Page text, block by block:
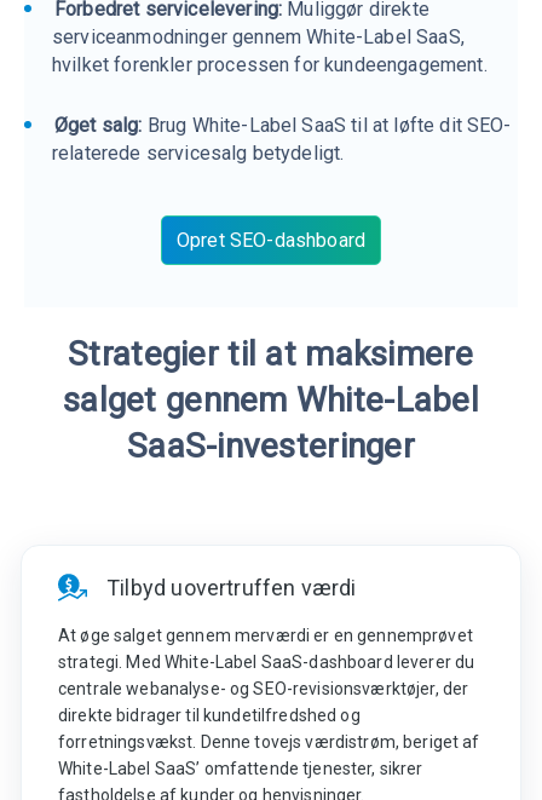
Forbedret servicelevering: Muliggør direkte
serviceanmodninger gennem White-Label SaaS,
hvilket forenkler processen for kundeengagement.
Øget salg: Brug White-Label SaaS til at løfte dit SEO-
relaterede servicesalg betydeligt.
Opret SEO-dashboard
Strategier til at maksimere
salget gennem White-Label
SaaS-investeringer
Tilbyd uovertruffen værdi
At øge salget gennem merværdi er en gennemprøvet
strategi. Med White-Label SaaS-dashboard leverer du
centrale webanalyse- og SEO-revisionsværktøjer, der
direkte bidrager til kundetilfredshed og
forretningsvækst. Denne tovejs værdistrøm, beriget af
White-Label SaaS’ omfattende tjenester, sikrer
fastholdelse af kunder og henvisninger.